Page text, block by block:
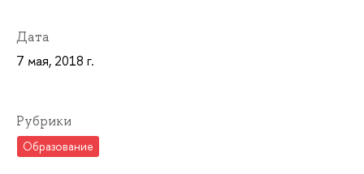
Дата
7 мая, 2018 г.
Рубрики
Образование